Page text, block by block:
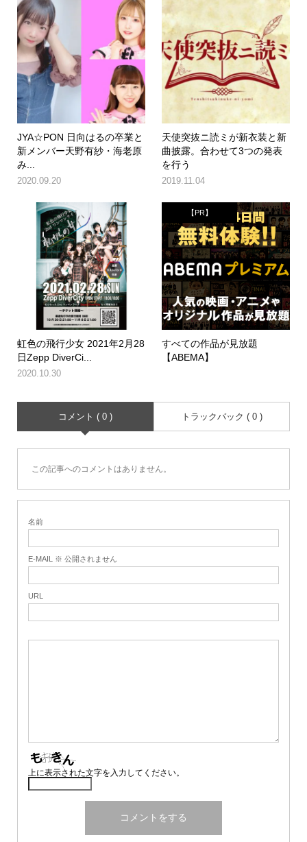
JYA☆PON 日向はるの卒業と
新メンバー天野有紗・海老原
み...
2020.09.20
天使突抜ニ読ミが新衣装と新
曲披露。合わせて3つの発表
を行う
2019.11.04
虹色の飛行少女 2021年2月28
日Zepp DiverCi...
2020.10.30
【PR】
すべての作品が見放題
【ABEMA】
コメント ( 0 ) トラックバック ( 0 )
この記事へのコメントはありません。
名前
E-MAIL ※ 公開されません
URL
上に表示された文字を入力してください。